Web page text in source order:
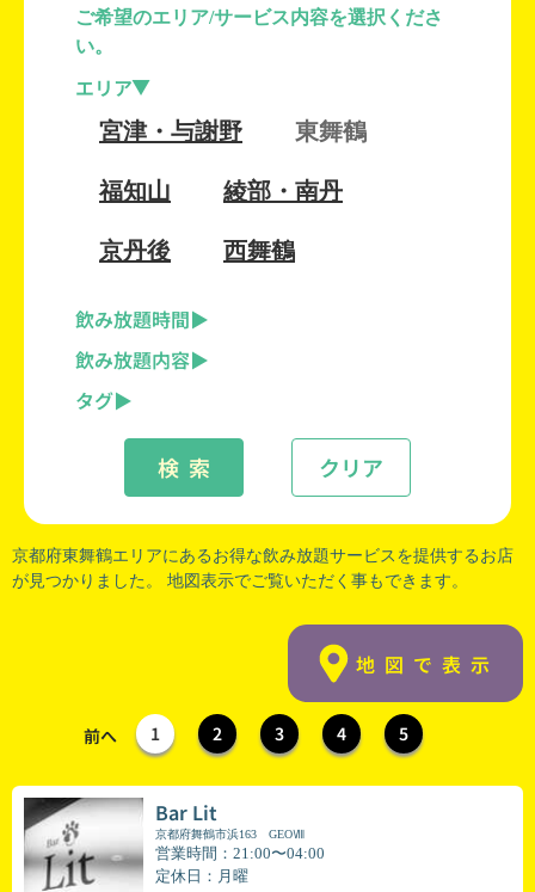
ご希望のエリア/サービス内容を選択くださ
い。
エリア
宮津・与謝野 東舞鶴
福知山 綾部・南丹
京丹後 西舞鶴
飲み放題時間
飲み放題内容
タグ
クリア
検 索
京都府東舞鶴エリアにあるお得な飲み放題サービスを提供するお店
が見つかりました。 地図表示でご覧いただく事もできます。
地図で表示
前へ 1 2 3 4 5
Bar Lit
京都府舞鶴市浜163 GEOⅧ
営業時間：21:00〜04:00
定休日：月曜